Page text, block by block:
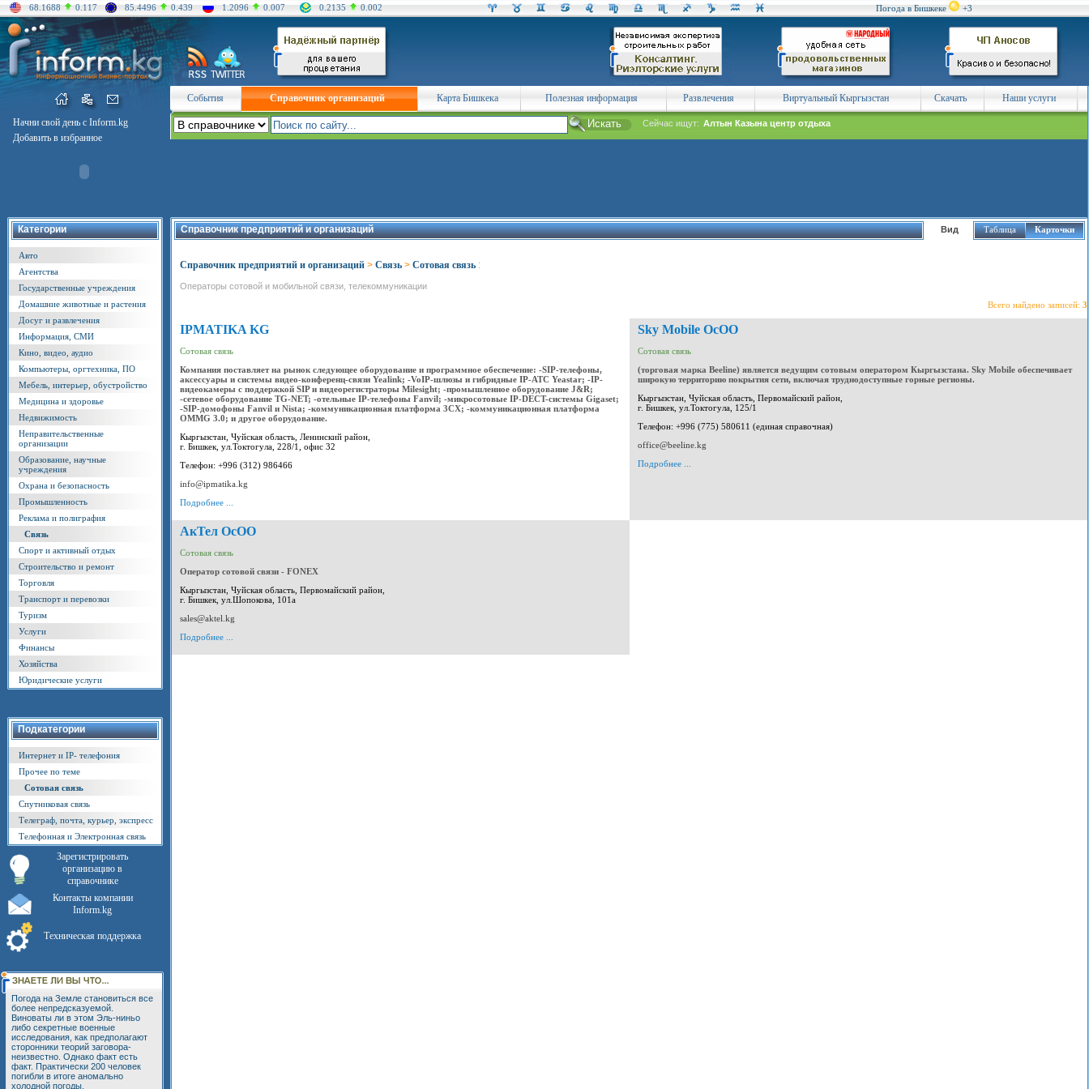
68.1688 0.117 85.4496 0.439 1.2096 0.007 0.2135 0.002 Погода в Бишкеке +3
Начни свой день с Inform.kg
Добавить в избранное
События Справочник организаций Карта Бишкека Полезная информация Развлечения Виртуальный Кыргызстан Скачать Наши услуги
Сейчас ищут: Алтын Казына центр отдыха
Категории
Авто
Агентства
Государственные учреждения
Домашние животные и растения
Досуг и развлечения
Информация, СМИ
Кино, видео, аудио
Компьютеры, оргтехника, ПО
Мебель, интерьер, обустройство
Медицина и здоровье
Недвижимость
Неправительственные
организации
Образование, научные
учреждения
Охрана и безопасность
Промышленность
Реклама и полиграфия
Связь
Спорт и активный отдых
Строительство и ремонт
Торговля
Транспорт и перевозки
Туризм
Услуги
Финансы
Хозяйства
Юридические услуги
Подкатегории
Интернет и IP- телефония
Прочее по теме
Сотовая связь
Спутниковая связь
Телеграф, почта, курьер, экспресс
Телефонная и Электронная связь
Зарегистрировать
организацию в
справочнике
Контакты компании
Inform.kg
Техническая поддержка
Погода на Земле становиться все
более непредсказуемой.
Виноваты ли в этом Эль-ниньо
либо секретные военные
исследования, как предполагают
сторонники теорий заговора-
неизвестно. Однако факт есть
факт. Практически 200 человек
погибли в итоге аномально
холодной погоды,
Справочник предприятий и организаций Вид Таблица Карточки
Справочник предприятий и организаций > Связь > Сотовая связь :
Операторы сотовой и мобильной связи, телекоммуникации
Всего найдено записей: 3
IPMATIKA KG
Сотовая связь
Компания поставляет на рынок следующее оборудование и программное обеспечение: -SIP-телефоны,
аксессуары и системы видео-конференц-связи Yealink; -VoIP-шлюзы и гибридные IP-АТС Yeastar; -IP-
видеокамеры с поддержкой SIP и видеорегистраторы Milesight; -промышленное оборудование J&R;
-сетевое оборудование TG-NET; -отельные IP-телефоны Fanvil; -микросотовые IP-DECT-системы Gigaset;
-SIP-домофоны Fanvil и Nista; -коммуникационная платформа 3CX; -коммуникационная платформа
OMMG 3.0; и другое оборудование.
Кыргызстан, Чуйская область, Ленинский район,
г. Бишкек, ул.Токтогула, 228/1, офис 32
Телефон: +996 (312) 986466
info@ipmatika.kg
Подробнее ...
Sky Mobile ОсОО
Сотовая связь
(торговая марка Beeline) является ведущим сотовым оператором Кыргызстана. Sky Mobile обеспечивает
широкую территорию покрытия сети, включая труднодоступные горные регионы.
Кыргызстан, Чуйская область, Первомайский район,
г. Бишкек, ул.Токтогула, 125/1
Телефон: +996 (775) 580611 (единая справочная)
office@beeline.kg
Подробнее ...
АкТел ОсОО
Сотовая связь
Оператор сотовой связи - FONEX
Кыргызстан, Чуйская область, Первомайский район,
г. Бишкек, ул.Шопокова, 101а
sales@aktel.kg
Подробнее ...